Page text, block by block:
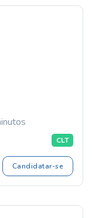
CLT
Candidatar-se